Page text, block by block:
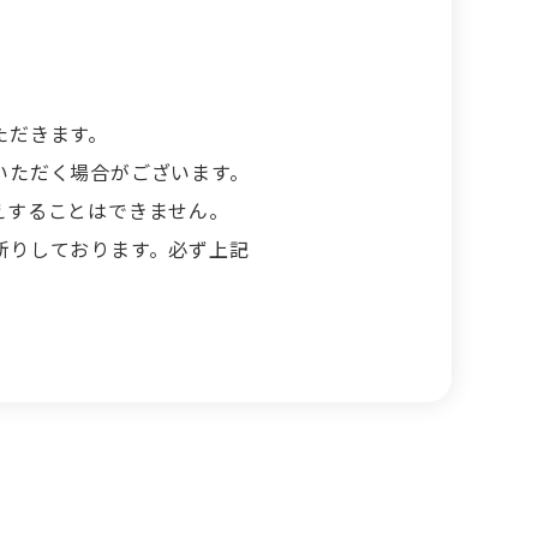
きます。
だく場合がございます。
ることはできません。
しております。必ず上記